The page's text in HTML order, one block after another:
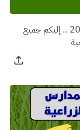
يهم كل المقبلين على مباراة التعاقد 2019 .. إليكم جميع